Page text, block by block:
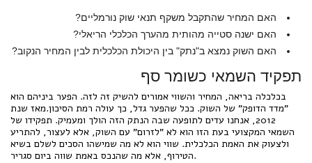
האם המחיר שהתקבל משקף תנאי שוק נורמליים?
האם ישנה סטייה מהותית מהערך הכלכלי הריאלי?
האם השוק נמצא ב"נתק" בין היכולת הכלכלית לבין המחיר הנקוב?
תפקיד השמאי כשומר סף
בכלכלה בריאה, המחיר והשווי אמורים להשיק זה לזה. הפער ביניהם הוא
"מדד הדופק" של השוק. ככל שהפער גדל, כך עולה רמת הסיכון.מאז שנת
2012, אנחנו עדים לתופעה שבה הנתק הזה הולך ומעמיק. תפקידו של
השמאי המקצועי בעת הזו הוא לא "לזרום" עם השוק, אלא לעצור, להתריע
ולצעוק את האמת הכלכלית. שווי הוא לא מה שמישהו הסכים לשלם בשיא
הטירוף, אלא מה שהנכס באמת שווה ביום סגריר.